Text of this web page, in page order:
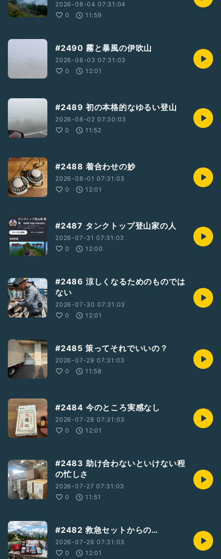
2026-08-04 07:31:04
0
11:59
#2490 霧と暴風の伊吹山
2026-08-03 07:31:03
0
12:01
#2489 初の本格的なゆるい登山
2026-08-02 07:30:03
0
11:52
#2488 着合わせの妙
2026-08-01 07:31:03
0
12:01
#2487 タンクトップ登山家の人
2026-07-31 07:31:03
0
12:00
#2486 涼しくなるためのものでは
ない
2026-07-30 07:31:03
0
12:01
#2485 策ってそれでいいの？
2026-07-29 07:31:03
0
11:58
#2484 今のところ実感なし
2026-07-28 07:31:03
0
12:01
#2483 助け合わないといけない程
の忙しさ
2026-07-27 07:31:03
0
11:51
#2482 救急セットからの…
2026-07-26 07:31:03
0
12:01